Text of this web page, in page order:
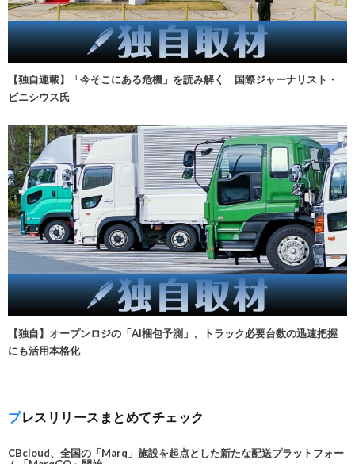
【独自連載】「今そこにある危機」を読み解く 国際ジャーナリスト・
ビニシウス氏
【独自】オープンロジの「AI梱包予測」、トラック必要台数の迅速把握
にも活用本格化
プレスリリースまとめてチェック
CBcloud、全国の「Marq」施設を起点とした新たな配送プラットフォー